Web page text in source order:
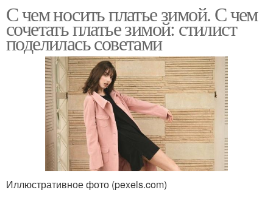
С чем носить платье зимой. С чем
сочетать платье зимой: стилист
поделилась советами
Иллюстративное фото (pexels.com)